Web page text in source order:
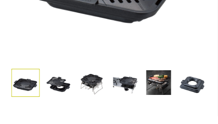
アクセサリー
パーツ・部品